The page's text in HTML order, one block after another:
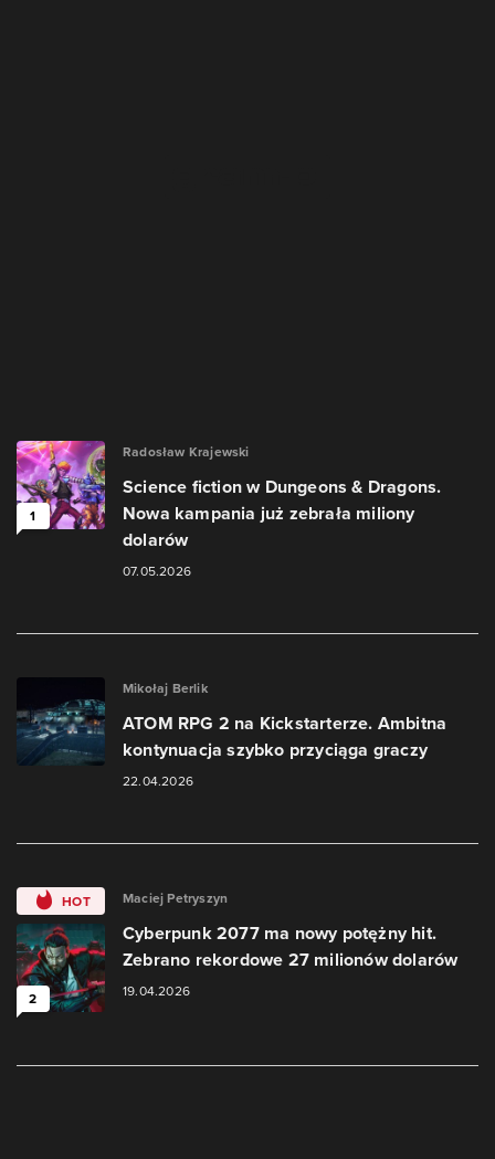
1
Radosław Krajewski
Science fiction w Dungeons & Dragons.
Nowa kampania już zebrała miliony
dolarów
07.05.2026
Mikołaj Berlik
ATOM RPG 2 na Kickstarterze. Ambitna
kontynuacja szybko przyciąga graczy
22.04.2026
HOT
2
Maciej Petryszyn
Cyberpunk 2077 ma nowy potężny hit.
Zebrano rekordowe 27 milionów dolarów
19.04.2026